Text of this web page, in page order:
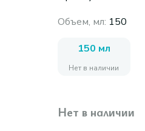
Объем, мл: 150
150 мл
Нет в наличии
Нет в наличии